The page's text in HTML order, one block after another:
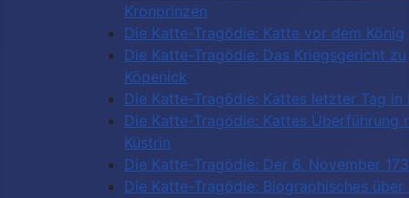
Kronprinzen
Die Katte-Tragödie: Katte vor dem König
Die Katte-Tragödie: Das Kriegsgericht zu
Köpenick
Die Katte-Tragödie: Kattes letzter Tag in
Die Katte-Tragödie: Kattes Überführung
Küstrin
Die Katte-Tragödie: Der 6. November
Die Katte-Tragödie: Biographisches über